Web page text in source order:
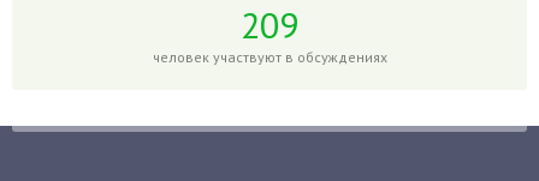
209
человек участвуют в обсуждениях